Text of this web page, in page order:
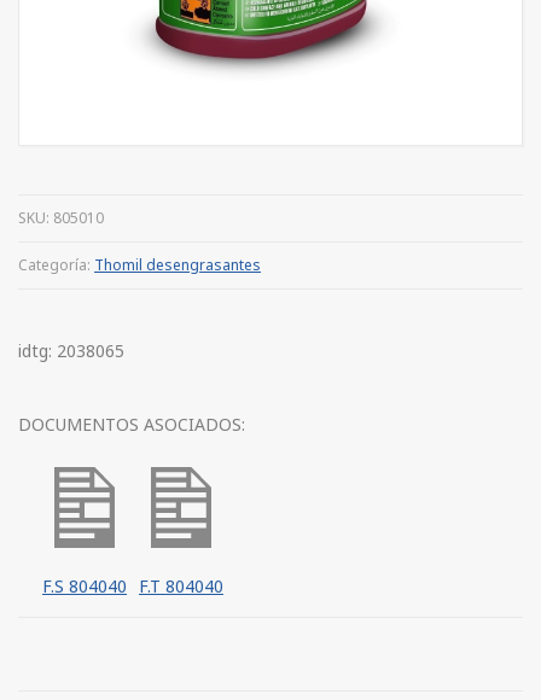
SKU: 805010
Categoría: Thomil desengrasantes
idtg: 2038065
DOCUMENTOS ASOCIADOS:
F.S 804040 F.T 804040